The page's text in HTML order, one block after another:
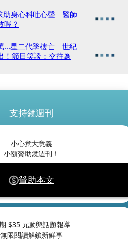
助身心科吐心聲 醫師
喔？
...星二代墜樓亡 世紀
！節目笑談：交往為
支持鏡週刊
小心意大意義
小額贊助鏡週刊！
贊助本文
$35 元動態話題報導
無限閱讀解鎖新鮮事